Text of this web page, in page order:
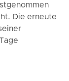
Die erneute